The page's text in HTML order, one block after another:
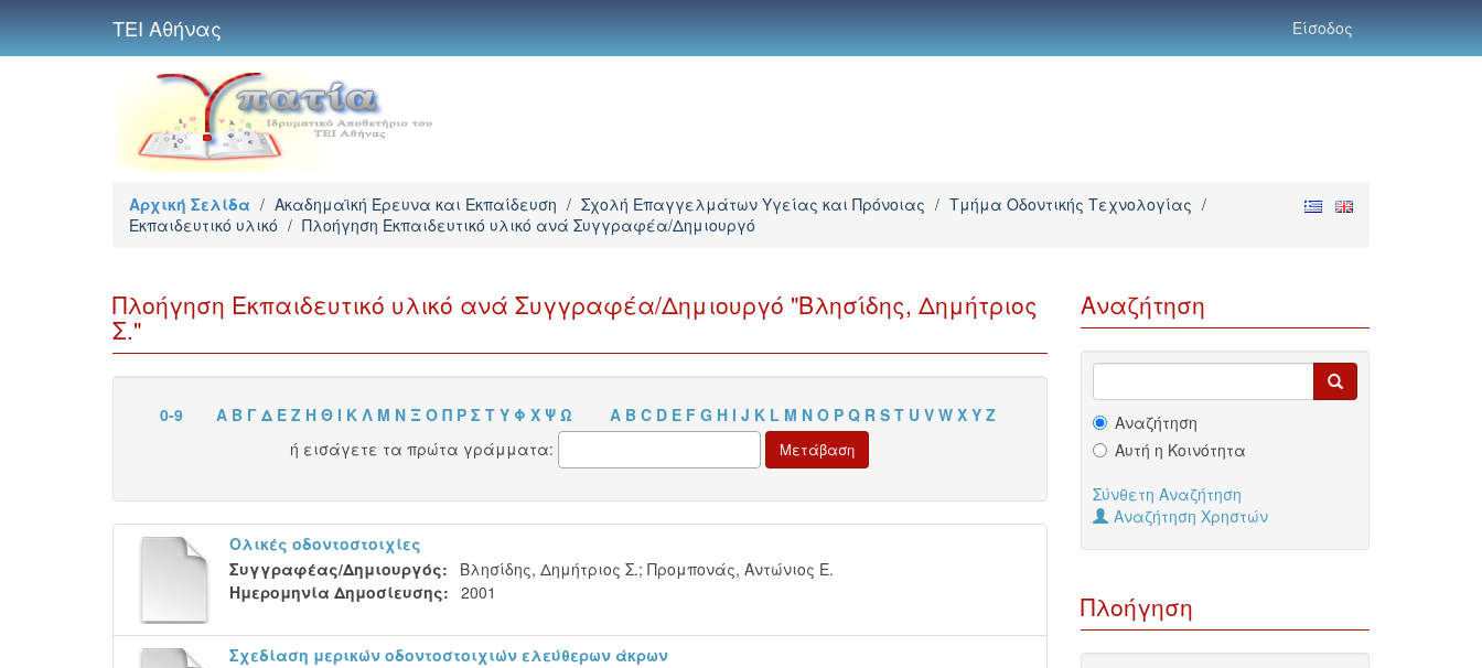
ΤΕΙ Αθήνας Είσοδος
Αρχική Σελίδα / Ακαδημαϊκή Έρευνα και Εκπαίδευση / Σχολή Επαγγελμάτων Υγείας και Πρόνοιας / Τμήμα Οδοντικής Τεχνολογίας /
Εκπαιδευτικό υλικό / Πλοήγηση Εκπαιδευτικό υλικό ανά Συγγραφέα/Δημιουργό
Πλοήγηση Εκπαιδευτικό υλικό ανά Συγγραφέα/Δημιουργό "Βλησίδης, Δημήτριος
Σ."
0-9 Α Β Γ Δ Ε Ζ Η Θ Ι Κ Λ Μ Ν Ξ Ο Π Ρ Σ Τ Υ Φ Χ Ψ Ω A B C D E F G H I J K L M N O P Q R S T U V W X Y Z
ή εισάγετε τα πρώτα γράμματα:
Ολικές οδοντοστοιχίες
Συγγραφέας/Δημιουργός:
Βλησίδης, Δημήτριος Σ.; Προμπονάς, Αντώνιος Ε.
Ημερομηνία Δημοσίευσης: 2001
Σχεδίαση μερικών οδοντοστοιχιών ελεύθερων άκρων
Αναζήτηση
Αναζήτηση
Αυτή η Κοινότητα
Σύνθετη Αναζήτηση
Αναζήτηση Χρηστών
Πλοήγηση